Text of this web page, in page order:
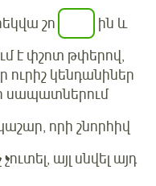
շո
ին և
է փշոտ թփերով,
ուրիշ կենդանիներ
սապատներում
որի շնորհիվ
այլ սնվել այդ